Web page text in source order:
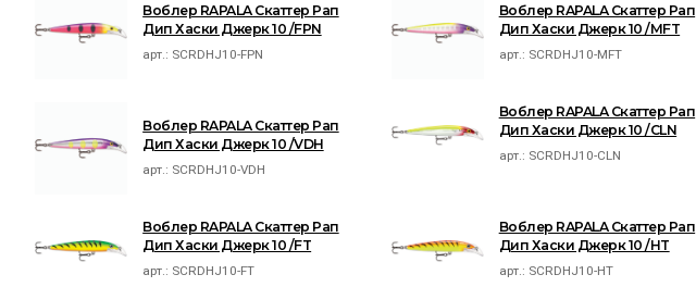
Воблер RAPALA Скаттер Рап
Дип Хаски Джерк 10 /FPN
арт.: SCRDHJ10-FPN
Воблер RAPALA Скаттер Рап
Дип Хаски Джерк 10 /MFT
арт.: SCRDHJ10-MFT
Воблер RAPALA Скаттер Рап
Дип Хаски Джерк 10 /VDH
арт.: SCRDHJ10-VDH
Воблер RAPALA Скаттер Рап
Дип Хаски Джерк 10 /CLN
арт.: SCRDHJ10-CLN
Воблер RAPALA Скаттер Рап
Дип Хаски Джерк 10 /FT
арт.: SCRDHJ10-FT
Воблер RAPALA Скаттер Рап
Дип Хаски Джерк 10 /HT
арт.: SCRDHJ10-HT